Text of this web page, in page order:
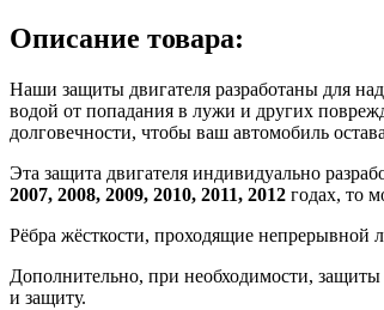
Описание товара:
Наши защиты двигателя разработаны для
водой от попадания в лужи и других
долговечности, чтобы ваш автомобиль
Эта защита двигателя индивидуально
2007, 2008, 2009, 2010, 2011, 2012 годах, то
Рёбра жёсткости, проходящие непрерывной
Дополнительно, при необходимости,
и защиту.